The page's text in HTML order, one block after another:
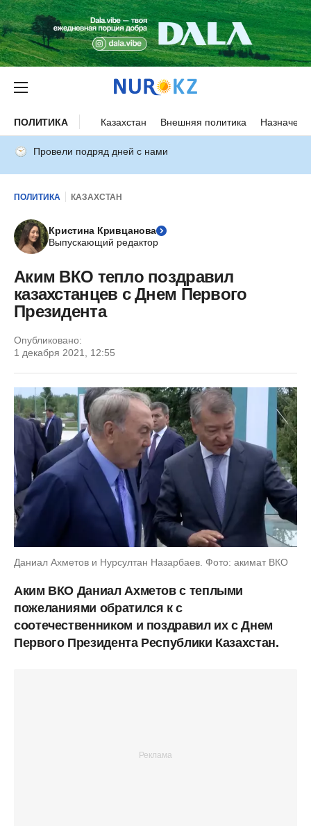
ПОЛИТИКА Казахстан Внешняя политика
Провели подряд дней с нами
ПОЛИТИКА КАЗАХСТАН
Кристина Кривцанова
Выпускающий редактор
Аким ВКО тепло поздравил
казахстанцев с Днем Первого
Президента
Опубликовано:
1 декабря 2021, 12:55
Даниал Ахметов и Нурсултан Назарбаев. Фото: акимат ВКО
Аким ВКО Даниал Ахметов с теплыми
пожеланиями обратился к с
соотечественником и поздравил их с Днем
Первого Президента Республики Казахстан.